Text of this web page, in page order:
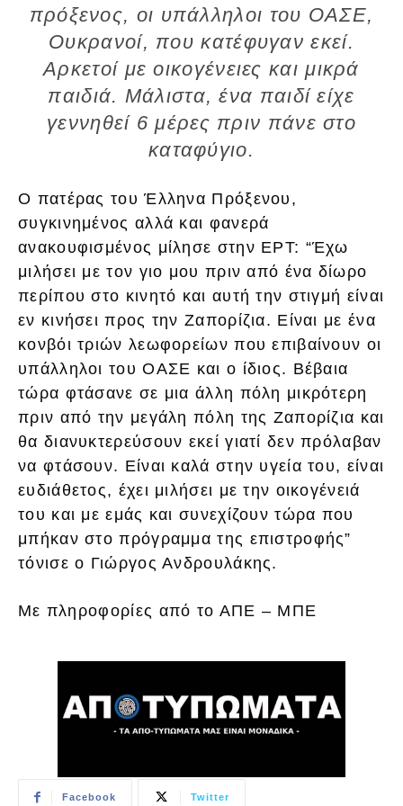
πρόξενος, οι υπάλληλοι του ΟΑΣΕ,
Ουκρανοί, που κατέφυγαν εκεί.
Αρκετοί με οικογένειες και μικρά
παιδιά. Μάλιστα, ένα παιδί είχε
γεννηθεί 6 μέρες πριν πάνε στο
καταφύγιο.
Ο πατέρας του Έλληνα Πρόξενου,
συγκινημένος αλλά και φανερά
ανακουφισμένος μίλησε στην ΕΡΤ: “Έχω
μιλήσει με τον γιο μου πριν από ένα δίωρο
περίπου στο κινητό και αυτή την στιγμή είναι
εν κινήσει προς την Ζαπορίζια. Είναι με ένα
κονβόι τριών λεωφορείων που επιβαίνουν οι
υπάλληλοι του ΟΑΣΕ και ο ίδιος. Βέβαια
τώρα φτάσανε σε μια άλλη πόλη μικρότερη
πριν από την μεγάλη πόλη της Ζαπορίζια και
θα διανυκτερεύσουν εκεί γιατί δεν πρόλαβαν
να φτάσουν. Είναι καλά στην υγεία του, είναι
ευδιάθετος, έχει μιλήσει με την οικογένειά
του και με εμάς και συνεχίζουν τώρα που
μπήκαν στο πρόγραμμα της επιστροφής”
τόνισε ο Γιώργος Ανδρουλάκης.
Με πληροφορίες από το ΑΠΕ – ΜΠΕ
Facebook Twitter